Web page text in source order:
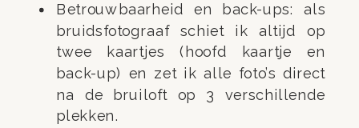
Betrouwbaarheid en back-ups: als
bruidsfotograaf schiet ik altijd op
twee kaartjes (hoofd kaartje en
back-up) en zet ik alle foto’s direct
na de bruiloft op 3 verschillende
plekken.